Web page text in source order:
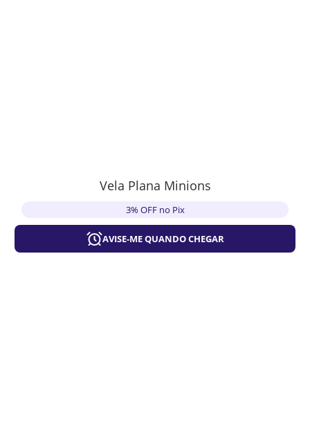
Vela Plana Minions
3% OFF no Pix
AVISE-ME QUANDO CHEGAR